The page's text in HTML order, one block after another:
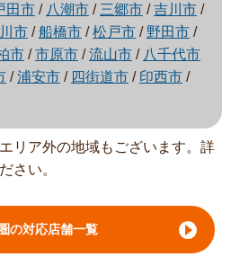
田市 / 八潮市 / 三郷市 /吉川市 /
市 /船橋市 /松戸市 / 野田市 /
市 /市原市 /流山市 / 八千代市
/浦安市 / 四街道市 / 印西市 /
リア外の地域もございます。詳
さい。
の対応店舗一覧